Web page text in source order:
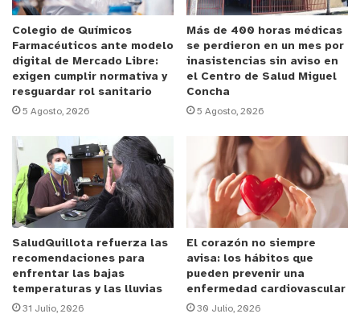
encabezando un equipo de profesionales que tiene
a su cargo la atención y seguimiento de pacientes
locales con Covid, unidad creada al inicio de la
pandemia por el Departamento de Salud Municipal.
Valorar la APS
Fernando Espinoza, explicó que es importante
recibir este tipo de distinciones, pero que, en este
caso, considera que debe ser tomado como un
reconocimiento a los equipos de Atención Primaria
de Salud (APS) de Quillota, que han trabajado
durante la pandemia de coronavirus.
“No podemos dejar de reconocer que la Atención
Colegio de Químicos
Farmacéuticos ante modelo
digital de Mercado Libre:
exigen cumplir normativa y
resguardar rol sanitario
5 Agosto, 2026
Más de 400 horas médicas
se perdieron en un mes por
inasistencias sin aviso en
el Centro de Salud Miguel
Concha
5 Agosto, 2026
SaludQuillota refuerza las
recomendaciones para
enfrentar las bajas
temperaturas y las lluvias
31 Julio, 2026
El corazón no siempre
avisa: los hábitos que
pueden prevenir una
enfermedad cardiovascular
30 Julio, 2026